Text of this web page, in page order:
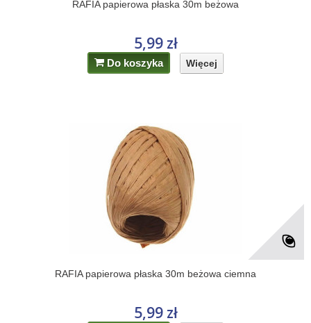
RAFIA papierowa płaska 30m beżowa
5,99 zł
Do koszyka Więcej
RAFIA papierowa płaska 30m beżowa ciemna
5,99 zł